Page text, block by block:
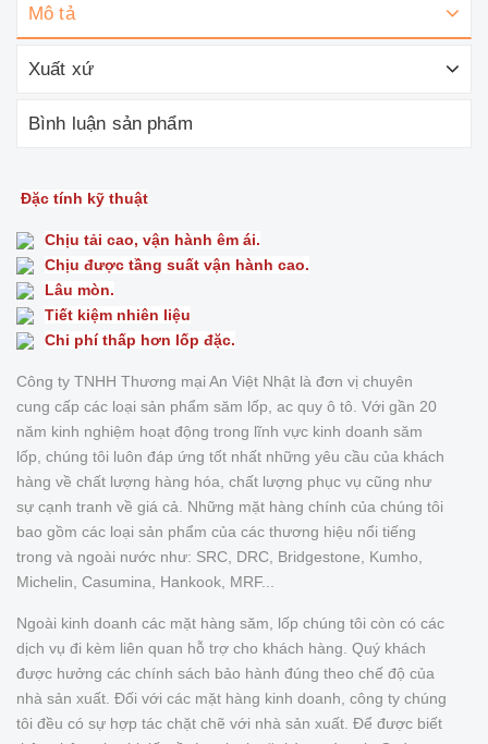
Mô tả
Xuất xứ
Bình luận sản phẩm
Đặc tính kỹ thuật
Chịu tải cao, vận hành êm ái.
Chịu được tầng suất vận hành cao.
Lâu mòn.
Tiết kiệm nhiên liệu
Chi phí thấp hơn lốp đặc.
Công ty TNHH Thương mại An Việt Nhật là đơn vị chuyên
cung cấp các loại sản phẩm săm lốp, ac quy ô tô. Với gần 20
năm kinh nghiệm hoạt động trong lĩnh vực kinh doanh săm
lốp, chúng tôi luôn đáp ứng tốt nhất những yêu cầu của khách
hàng về chất lượng hàng hóa, chất lượng phục vụ cũng như
sự cạnh tranh về giá cả. Những mặt hàng chính của chúng tôi
bao gồm các loại sản phẩm của các thương hiệu nổi tiếng
trong và ngoài nước như: SRC, DRC, Bridgestone, Kumho,
Michelin, Casumina, Hankook, MRF...
Ngoài kinh doanh các mặt hàng săm, lốp chúng tôi còn có các
dịch vụ đi kèm liên quan hỗ trợ cho khách hàng. Quý khách
được hưởng các chính sách bảo hành đúng theo chế độ của
nhà sản xuất. Đối với các mặt hàng kinh doanh, công ty chúng
tôi đều có sự hợp tác chặt chẽ với nhà sản xuất. Để được biết